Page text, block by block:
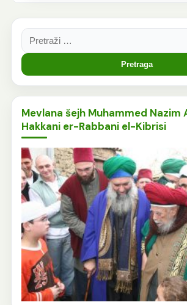
Pretraga:
Mevlana šejh Muhammed Nazim
Hakkani er-Rabbani el-Kibrisi